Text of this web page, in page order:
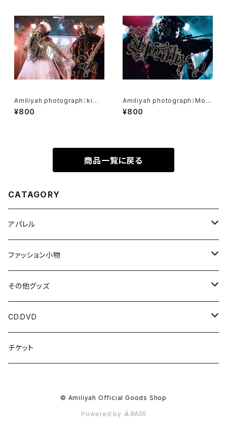
Amiliyah photograph：kimi
＆ Gacci No.1～No.6
¥800
Amiliyah photograph：Moel
No.1～No.8
¥800
商品一覧に戻る
CATAGORY
アパレル
Tシャツ
光 / 闇の国
HIDDEN DOOR
パーカー
ファッション小物
HIDDEN DOOR
LUNA ET SOL
アクセサリー
その他グッズ
アクリルキーホルダー
チェキ
CD.DVD
CDアルバム
チケット
© Amiliyah Official Goods Shop
Powered by